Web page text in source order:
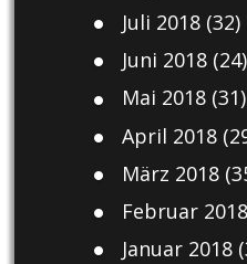
Juli 2018(32)
Juni 2018(24)
Mai 2018(31)
April 2018
März 2018
Februar 2018
Januar 2018